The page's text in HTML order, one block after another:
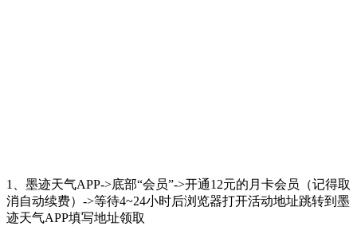
1、墨迹天气APP->底部“会员”->开通12元的月卡会员（记得取
消自动续费）->等待4~24小时后浏览器打开活动地址跳转到墨
迹天气APP填写地址领取